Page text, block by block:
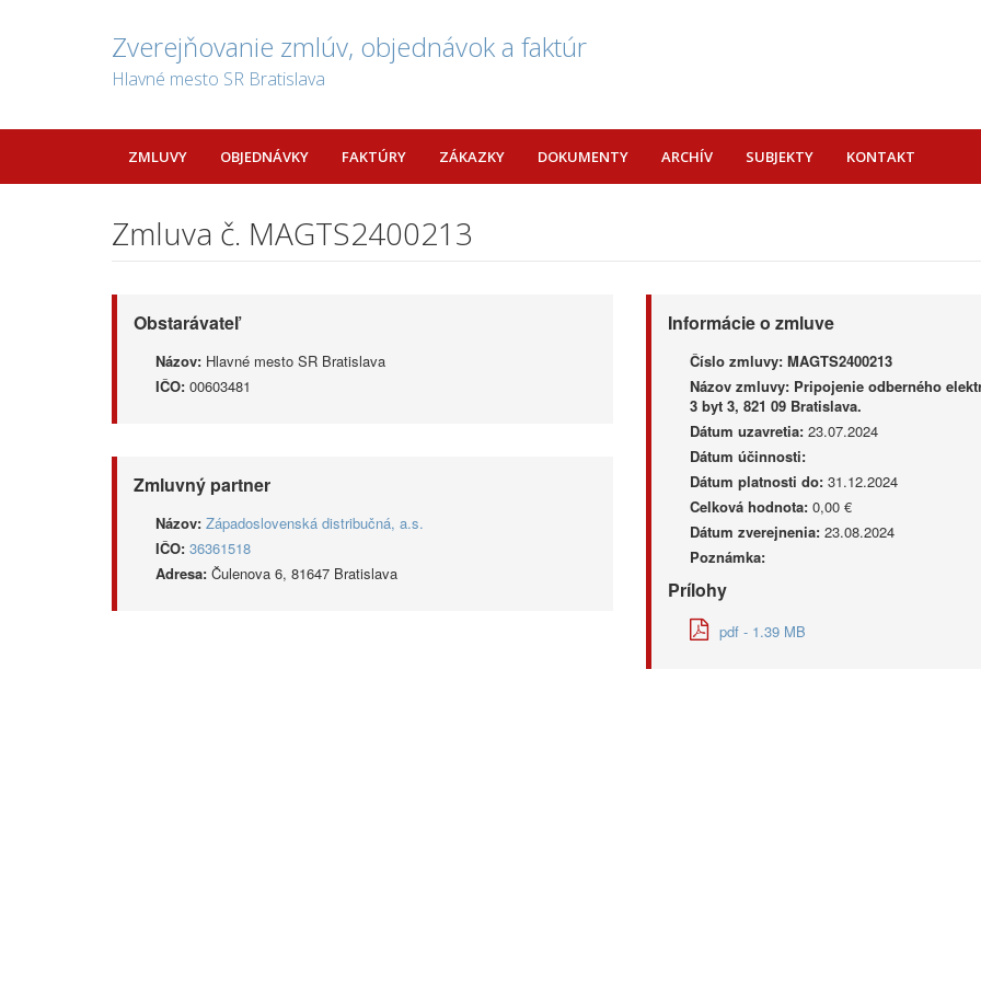
Zverejňovanie zmlúv, objednávok a faktúr
Hlavné mesto SR Bratislava
ZMLUVY OBJEDNÁVKY FAKTÚRY ZÁKAZKY DOKUMENTY ARCHÍV SUBJEKTY KONTAKT
Zmluva č. MAGTS2400213
Obstarávateľ
Názov: Hlavné mesto SR Bratislava
IČO: 00603481
Zmluvný partner
Názov: Západoslovenská distribučná, a.s.
IČO: 36361518
Adresa: Čulenova 6, 81647 Bratislava
Informácie o zmluve
Číslo zmluvy: MAGTS2400213
Názov zmluvy: Pripojenie odberného
3 byt 3, 821 09 Bratislava.
Dátum uzavretia:23.07.2024
Dátum účinnosti:
Dátum platnosti do:31.12.2024
Celková hodnota:0,00 €
Dátum zverejnenia:23.08.2024
Poznámka:
Prílohy
pdf - 1.39 MB